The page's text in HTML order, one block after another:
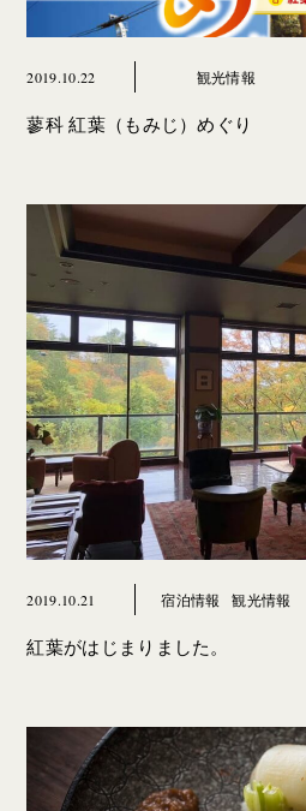
2019.10.22 観光情報
蓼科 紅葉（もみじ）めぐり
2019.10.21 宿泊情報 観光情報
紅葉がはじまりました。